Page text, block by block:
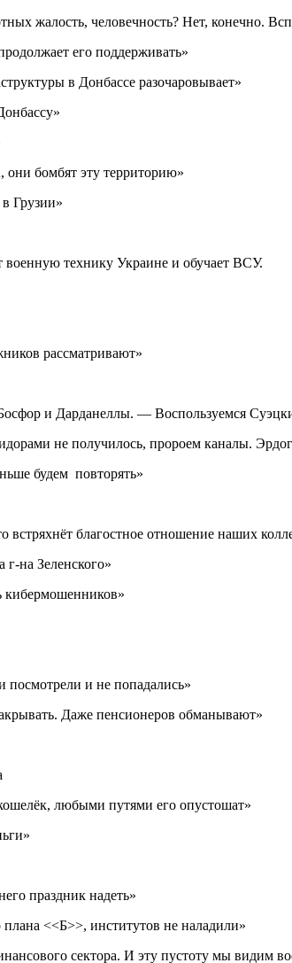
жалость, человечность? Нет, конечно.
его поддерживать»
в Донбассе разочаровывает»
бомбят эту территорию»
Грузии»
технику Украине и обучает ВСУ.
рассматривают»
и Дарданеллы. — Воспользуемся
не получилось, пророем каналы.
будем повторять»
благостное отношение наших
г-на Зеленского»
кибермошенников»
и не попадались»
Даже пенсионеров обманывают»
любыми путями его опустошат»
праздник надеть»
<<Б>>, институтов не наладили»
сектора. И эту пустоту мы видим